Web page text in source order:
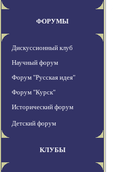
ФОРУМЫ
Дискуссионный клуб
Научный форум
Форум "Русская идея"
Форум "Курск"
Исторический форум
Детский форум
КЛУБЫ